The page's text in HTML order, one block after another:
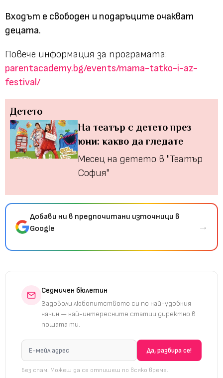
Входът е свободен и подаръците очакват
децата.
Повече информация за програмата:
parentacademy.bg/events/mama-tatko-i-az-
festival/
Детето
На театър с детето през
юни: какво да гледате
Месец на детето в "Театър
София"
Добави ни в предпочитани източници в
Google
→
Седмичен бюлетин
Задоволи любопитството си по най-удобния
начин — най-интересните статии директно в
пощата ти.
Без спам. Можеш да се отпишеш по всяко време.